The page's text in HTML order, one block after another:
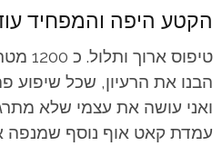
הקטע היפה והמפחיד
הבנו את הרעיון, שכל שיפוע
ואני עושה את עצמי שלא
עמדת קאט אוף נוסף שמנפה